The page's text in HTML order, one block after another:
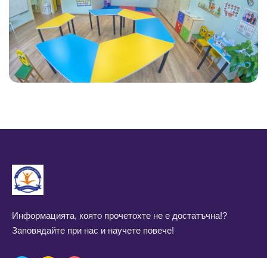
Информацията, която прочетохте не е достатъчна!?
Заповядайте при нас и научете повече!